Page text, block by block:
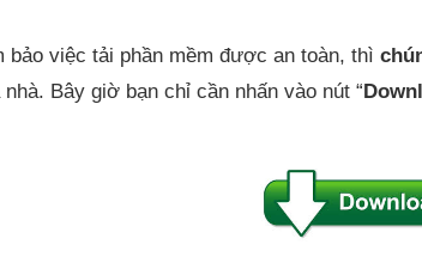
bảo việc tải phần mềm được an toàn, thì
Bây giờ bạn chỉ cần nhấn vào nút “